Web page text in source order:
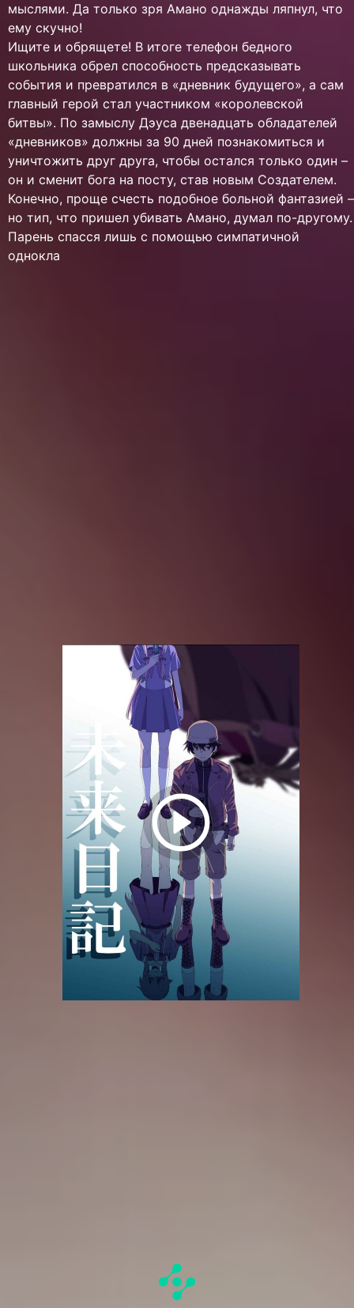
мыслями. Да только зря Амано однажды ляпнул, что
ему скучно!
Ищите и обрящете! В итоге телефон бедного
школьника обрел способность предсказывать
события и превратился в «дневник будущего», а сам
главный герой стал участником «королевской
битвы». По замыслу Дэуса двенадцать обладателей
«дневников» должны за 90 дней познакомиться и
уничтожить друг друга, чтобы остался только один –
он и сменит бога на посту, став новым Создателем.
Конечно, проще счесть подобное больной фантазией –
но тип, что пришел убивать Амано, думал по-другому.
Парень спасся лишь с помощью симпатичной
однокла